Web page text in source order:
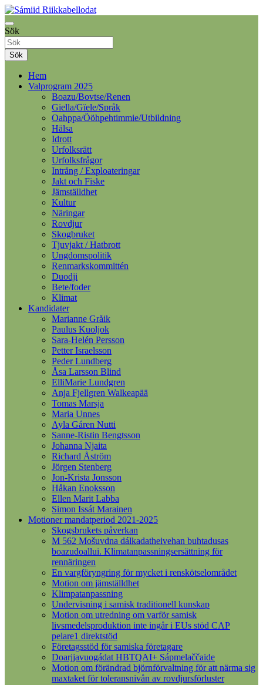
Sámiid Riikkabellodat
Samelandspartiet
Sök
Sök
Hem
Valprogram 2025
Boazu/Bovtse/Renen
Giella/Gïele/Språk
Oahppa/Ööhpehtimmie/Utbildning
Hälsa
Idrott
Urfolksrätt
Urfolksfrågor
Intrång / Exploateringar
Jakt och Fiske
Jämställdhet
Kultur
Näringar
Rovdjur
Skogbruket
Tjuvjakt / Hatbrott
Ungdomspolitik
Renmarkskommittén
Duodji
Bete/foder
Klimat
Kandidater
Marianne Gråik
Paulus Kuoljok
Sara-Helén Persson
Petter Israelsson
Peder Lundberg
Åsa Larsson Blind
ElliMarie Lundgren
Anja Fjellgren Walkeapää
Tomas Marsja
Maria Unnes
Ayla Gáren Nutti
Sanne-Ristin Bengtsson
Johanna Njaita
Richard Åström
Jörgen Stenberg
Jon-Krista Jonsson
Håkan Enoksson
Ellen Marit Labba
Simon Issát Marainen
Motioner mandatperiod 2021-2025
Skogsbrukets påverkan
M 562 Mošuvdna dálkadatheivehan buhtadusas
boazudoallui. Klimatanpassningsersättning för
rennäringen
En vargföryngring för mycket i renskötselområdet
Motion om jämställdhet
Klimpatanpassning
Undervisning i samisk traditionell kunskap
Motion om utredning om varför samisk
livsmedelsproduktion inte ingår i EUs stöd CAP
pelare1 direktstöd
Företagsstöd för samiska företagare
Doarjjavuogádat HBTQAI+ Sápmelaččaide
Motion om förändrad björnförvaltning för att närma sig
maxtaket för toleransnivån av rovdjursförluster